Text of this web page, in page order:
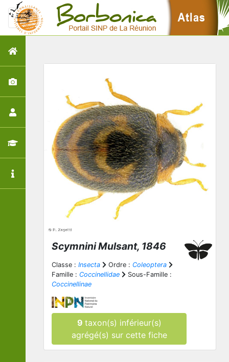
Scymnini Mulsant, 1846
Classe : Insecta Ordre : Coleoptera
Famille : Coccinellidae
Sous-Famille :
Coccinellinae
9 taxon(s) inférieur(s)
agrégé(s) sur cette fiche